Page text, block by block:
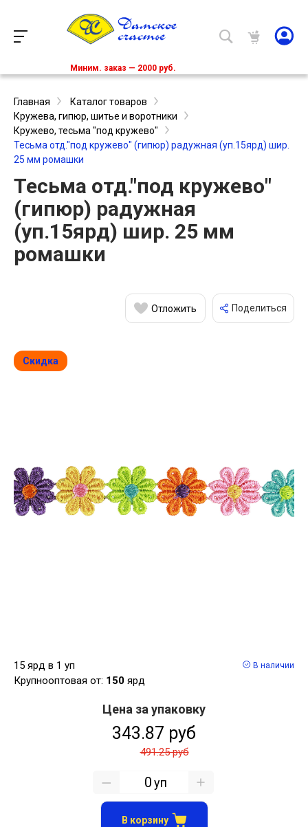
Миним. заказ — 2000 руб.
Главная
Каталог товаров
Кружева, гипюр, шитье и воротники
Кружево, тесьма "под кружево"
Тесьма отд."под кружево" (гипюр) радужная (уп.15ярд) шир.
25 мм ромашки
Тесьма отд."под кружево"
(гипюр) радужная
(уп.15ярд) шир. 25 мм
ромашки
Отложить Поделиться
Скидка
15 ярд в 1 уп
Крупнооптовая от: 150 ярд
В наличии
Цена за упаковку
343.87 руб
491.25 руб
уп
В корзину